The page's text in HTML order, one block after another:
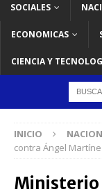
SOCIALES
ECONOMICAS
CIENCIA Y
INICIO
contra Ángel
Ministerio